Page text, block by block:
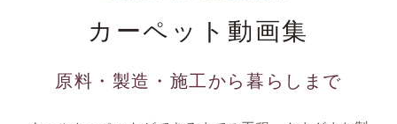
カーペット動画集
原料・製造・施工から暮らしまで